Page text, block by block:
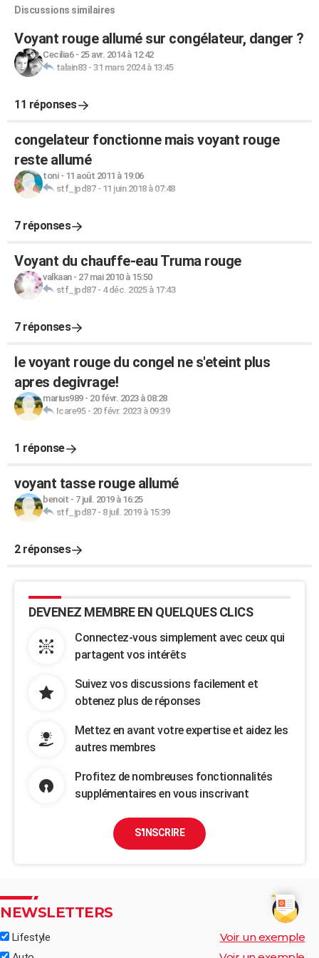
Discussions similaires
Voyant rouge allumé sur congélateur, danger ?
Cecilia6- 25 avr. 2014 à 12:42
talain83- 31 mars 2024 à 13:45
11 réponses
congelateur fonctionne mais voyant rouge
reste allumé
toni- 11 août 2011 à 19:06
stf_jpd87- 11 juin 2018 à 07:48
7 réponses
Voyant du chauffe-eau Truma rouge
valkaan- 27 mai 2010 à 15:50
stf_jpd87- 4 déc. 2025 à 17:43
7 réponses
le voyant rouge du congel ne s'eteint plus
apres degivrage!
marius989- 20 févr. 2023 à 08:28
Icare95- 20 févr. 2023 à 09:39
1 réponse
voyant tasse rouge allumé
benoit - 7 juil. 2019 à 16:25
stf_jpd87- 8 juil. 2019 à 15:39
2 réponses
DEVENEZ MEMBRE EN QUELQUES CLICS
Connectez-vous simplement avec ceux qui
partagent vos intérêts
Suivez vos discussions facilement et
obtenez plus de réponses
Mettez en avant votre expertise et aidez les
autres membres
Profitez de nombreuses fonctionnalités
supplémentaires en vous inscrivant
S'INSCRIRE
NEWSLETTERS
Lifestyle Voir un exemple